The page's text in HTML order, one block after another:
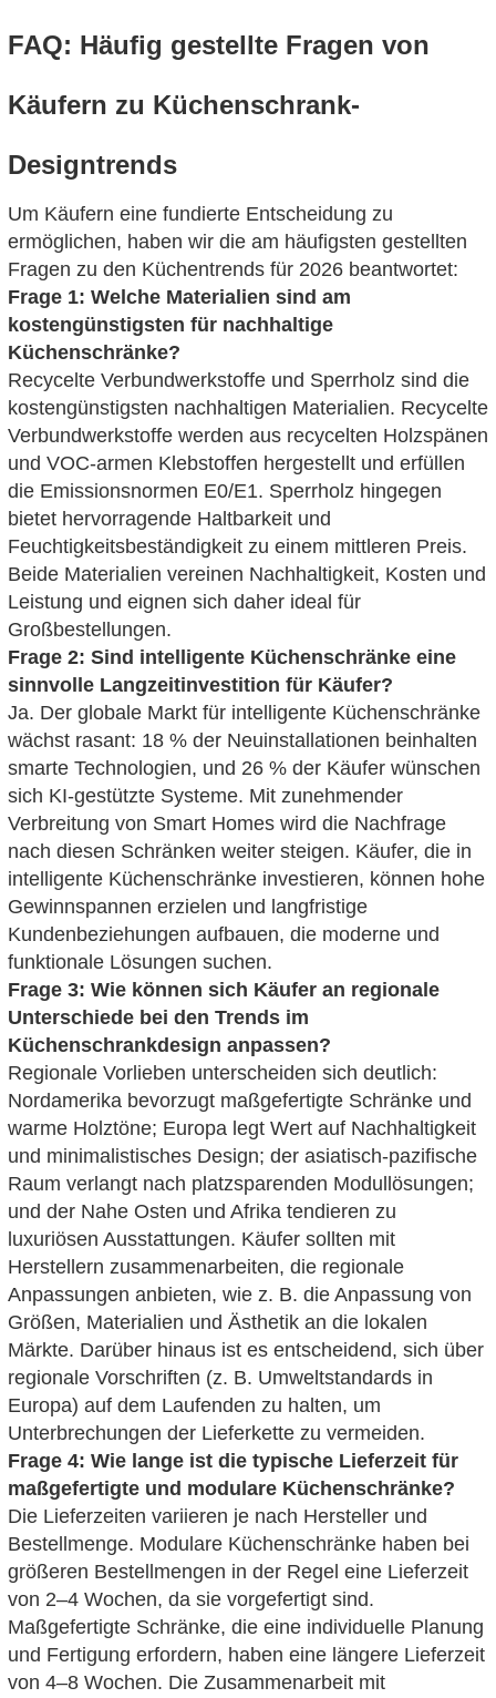
FAQ: Häufig gestellte Fragen von
Käufern zu Küchenschrank-
Designtrends
Um Käufern eine fundierte Entscheidung zu
ermöglichen, haben wir die am häufigsten gestellten
Fragen zu den Küchentrends für 2026 beantwortet:
Frage 1: Welche Materialien sind am
kostengünstigsten für nachhaltige
Küchenschränke?
Recycelte Verbundwerkstoffe und Sperrholz sind die
kostengünstigsten nachhaltigen Materialien. Recycelte
Verbundwerkstoffe werden aus recycelten Holzspänen
und VOC-armen Klebstoffen hergestellt und erfüllen
die Emissionsnormen E0/E1. Sperrholz hingegen
bietet hervorragende Haltbarkeit und
Feuchtigkeitsbeständigkeit zu einem mittleren Preis.
Beide Materialien vereinen Nachhaltigkeit, Kosten und
Leistung und eignen sich daher ideal für
Großbestellungen.
Frage 2: Sind intelligente Küchenschränke eine
sinnvolle Langzeitinvestition für Käufer?
Ja. Der globale Markt für intelligente Küchenschränke
wächst rasant: 18 % der Neuinstallationen beinhalten
smarte Technologien, und 26 % der Käufer wünschen
sich KI-gestützte Systeme. Mit zunehmender
Verbreitung von Smart Homes wird die Nachfrage
nach diesen Schränken weiter steigen. Käufer, die in
intelligente Küchenschränke investieren, können hohe
Gewinnspannen erzielen und langfristige
Kundenbeziehungen aufbauen, die moderne und
funktionale Lösungen suchen.
Frage 3: Wie können sich Käufer an regionale
Unterschiede bei den Trends im
Küchenschrankdesign anpassen?
Regionale Vorlieben unterscheiden sich deutlich:
Nordamerika bevorzugt maßgefertigte Schränke und
warme Holztöne; Europa legt Wert auf Nachhaltigkeit
und minimalistisches Design; der asiatisch-pazifische
Raum verlangt nach platzsparenden Modullösungen;
und der Nahe Osten und Afrika tendieren zu
luxuriösen Ausstattungen. Käufer sollten mit
Herstellern zusammenarbeiten, die regionale
Anpassungen anbieten, wie z. B. die Anpassung von
Größen, Materialien und Ästhetik an die lokalen
Märkte. Darüber hinaus ist es entscheidend, sich über
regionale Vorschriften (z. B. Umweltstandards in
Europa) auf dem Laufenden zu halten, um
Unterbrechungen der Lieferkette zu vermeiden.
Frage 4: Wie lange ist die typische Lieferzeit für
maßgefertigte und modulare Küchenschränke?
Die Lieferzeiten variieren je nach Hersteller und
Bestellmenge. Modulare Küchenschränke haben bei
größeren Bestellmengen in der Regel eine Lieferzeit
von 2–4 Wochen, da sie vorgefertigt sind.
Maßgefertigte Schränke, die eine individuelle Planung
und Fertigung erfordern, haben eine längere Lieferzeit
von 4–8 Wochen. Die Zusammenarbeit mit